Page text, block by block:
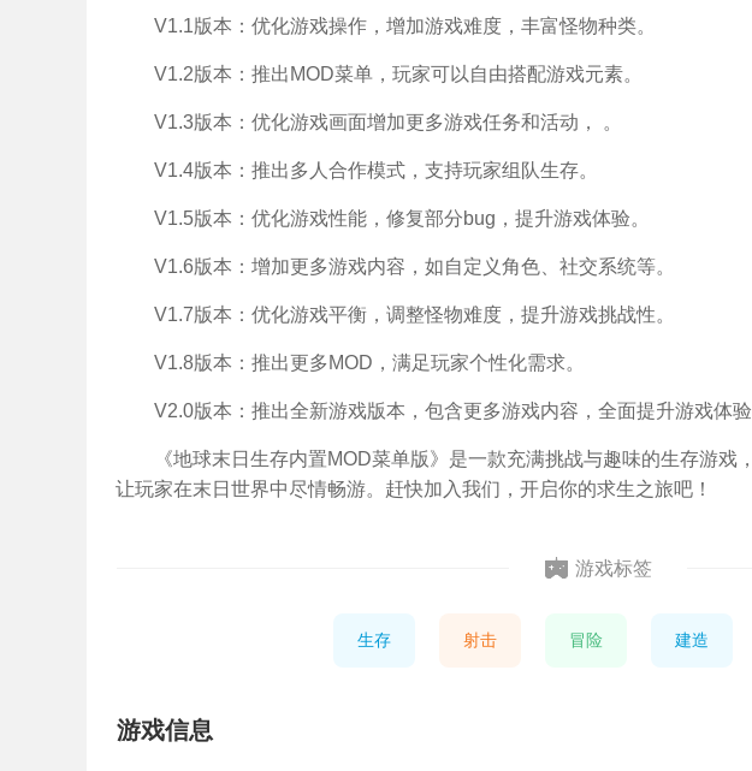
V1.1版本：优化游戏操作，增加游戏难度，丰富怪物种类。
V1.2版本：推出MOD菜单，玩家可以自由搭配游戏元素。
V1.3版本：优化游戏画面增加更多游戏任务和活动， 。
V1.4版本：推出多人合作模式，支持玩家组队生存。
V1.5版本：优化游戏性能，修复部分bug，提升游戏体验。
V1.6版本：增加更多游戏内容，如自定义角色、社交系统等。
V1.7版本：优化游戏平衡，调整怪物难度，提升游戏挑战性。
V1.8版本：推出更多MOD，满足玩家个性化需求。
V2.0版本：推出全新游戏版本，包含更多游戏内容，全面提升游戏体验
《地球末日生存内置MOD菜单版》是一款充满挑战与趣味的生存游戏
让玩家在末日世界中尽情畅游。赶快加入我们，开启你的求生之旅吧！
游戏标签
生存 射击 冒险 建造
游戏信息